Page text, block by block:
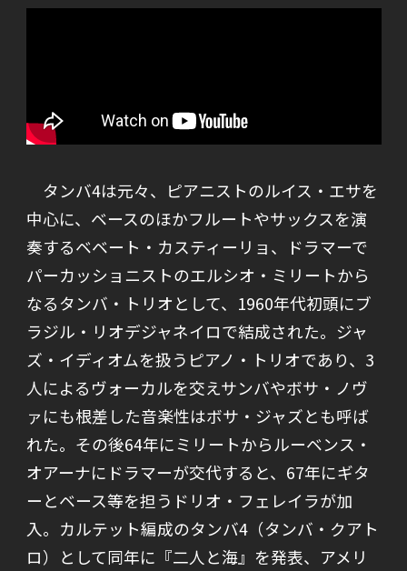
タンバ4は元々、ピアニストのルイス・エサを
中心に、ベースのほかフルートやサックスを演
奏するベベート・カスティーリョ、ドラマーで
パーカッショニストのエルシオ・ミリートから
なるタンバ・トリオとして、1960年代初頭にブ
ラジル・リオデジャネイロで結成された。ジャ
ズ・イディオムを扱うピアノ・トリオであり、3
人によるヴォーカルを交えサンバやボサ・ノヴ
ァにも根差した音楽性はボサ・ジャズとも呼ば
れた。その後64年にミリートからルーベンス・
オアーナにドラマーが交代すると、67年にギタ
ーとベース等を担うドリオ・フェレイラが加
入。カルテット編成のタンバ4（タンバ・クアト
ロ）として同年に『二人と海』を発表、アメリ